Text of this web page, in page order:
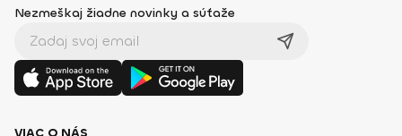
Nezmeškaj žiadne novinky a súťaže